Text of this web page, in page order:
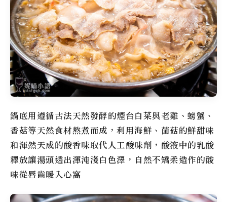
鍋底用遵循古法天然發酵的煙台白菜與老雞、螃蟹、
香菇等天然食材熬煮而成，利用海鮮、菌菇的鮮甜味
和渾然天成的酸香味取代人工酸味劑，酸液中的乳酸
釋放讓湯頭透出渾沌淺白色澤，自然不矯柔造作的酸
味從唇齒暖入心窩